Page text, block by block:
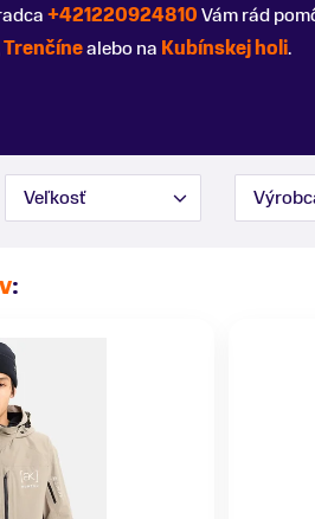
+421220924810Vám rád
Trenčínealebo na Kubínskej holi.
Veľkosť
: